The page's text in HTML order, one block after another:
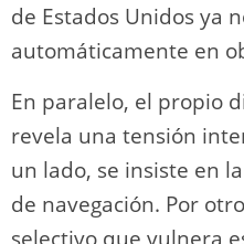
de Estados Unidos ya
automáticamente en
En paralelo, el propio
revela una tensión
un lado, se insiste en
de navegación. Por
selectivo que vulnera